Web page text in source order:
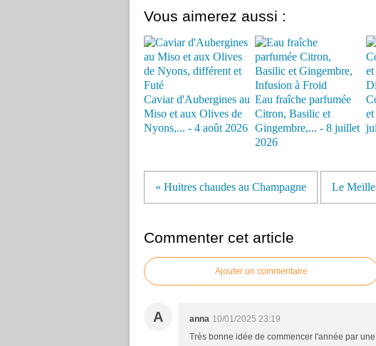
Vous aimerez aussi :
Caviar d'Aubergines au
Miso et aux Olives de
Nyons,... - 4 août 2026
Eau fraîche parfumée
Citron, Basilic et
Gingembre,... - 8 juillet
2026
« Huitres chaudes au Champagne Le
Commenter cet article
Ajouter un commentaire
A anna 10/01/2025 23:19
Très bonne idée de commencer l'année par